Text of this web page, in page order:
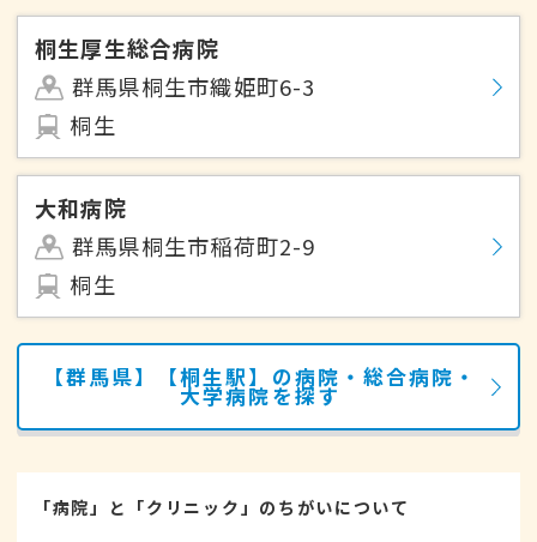
桐生厚生総合病院
群馬県桐生市織姫町6-3
桐生
大和病院
群馬県桐生市稲荷町2-9
桐生
【群馬県】【桐生駅】の病院・総合病院・
大学病院を探す
「病院」と「クリニック」のちがいについて